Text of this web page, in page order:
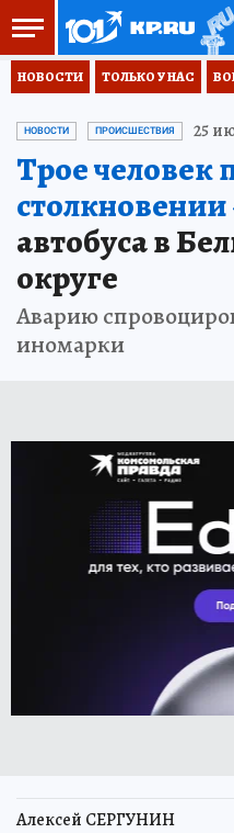
НОВОСТИ ТОЛЬКО У НАС
НОВОСТИ ПРОИСШЕСТВИЯ 25
Трое человек
автобуса в
округе
Аварию
иномарки
Алексей СЕРГУНИН